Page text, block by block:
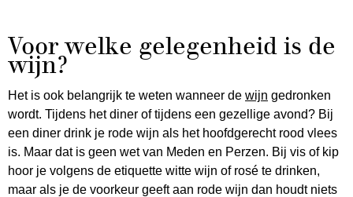
Voor welke gelegenheid is de
wijn?
Het is ook belangrijk te weten wanneer de wijn gedronken
wordt. Tijdens het diner of tijdens een gezellige avond? Bij
een diner drink je rode wijn als het hoofdgerecht rood vlees
is. Maar dat is geen wet van Meden en Perzen. Bij vis of kip
hoor je volgens de etiquette witte wijn of rosé te drinken,
maar als je de voorkeur geeft aan rode wijn dan houdt niets